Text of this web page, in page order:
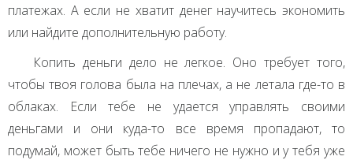
платежах. А если не хватит денег научитесь экономить
или найдите дополнительную работу.
Копить деньги дело не легкое. Оно требует того,
чтобы твоя голова была на плечах, а не летала где-то в
облаках. Если тебе не удается управлять своими
деньгами и они куда-то все время пропадают, то
подумай, может быть тебе ничего не нужно и у тебя уже